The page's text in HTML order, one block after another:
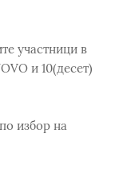
участници в
и 10(десет)
избор на